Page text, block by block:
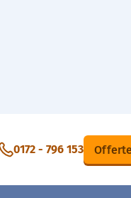
0172 - 796 153